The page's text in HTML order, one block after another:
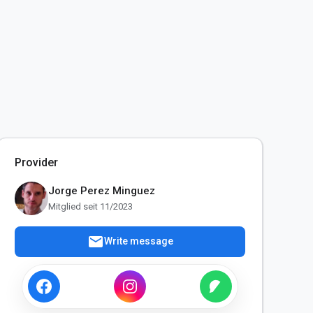
Provider
Jorge Perez Minguez
Mitglied seit 11/2023
mailWrite message